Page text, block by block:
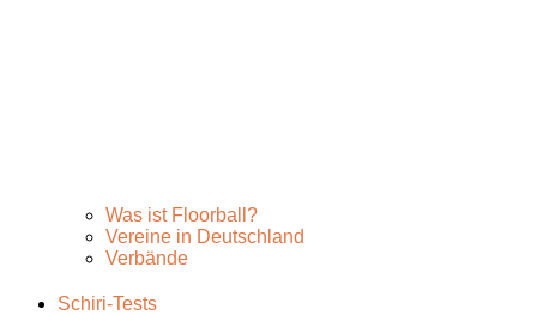
Was ist Floorball?
Vereine in Deutschland
Verbände
Schiri-Tests